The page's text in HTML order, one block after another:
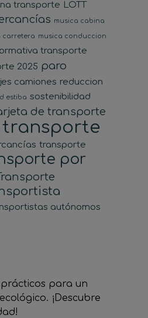
transporte LOTT
musica cabina
carretera musica conduccion
transporte
2025 paro
camiones reduccion
estiba sostenibilidad
de transporte
transporte
transporte
por
autónomos
prácticos para un
¡Descubre